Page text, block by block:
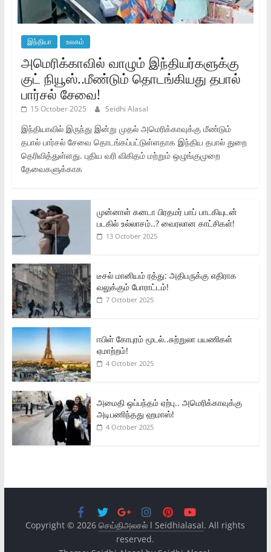
இந்தியா உலகம்
அமெரிக்காவில் வாழும் இந்தியர்களுக்கு
குட் நியூஸ்..மீண்டும் தொடங்கியது தபால்
பார்சல் சேவை!
15 October 2025 Seidhi Alasal
இந்தியாவில் இருந்து இன்று முதல் அமெரிக்காவுக்கு மீண்டும்
தபால் பார்சல் சேவை தொடங்கப்பட்டுள்ளதாக இந்திய தபால் துறை
தெரிவித்துள்ளது. புதிய வரி விகிதம் மற்றும் ஒழுங்குமுறை
தேவைகளுக்காக
முன்னாள் கனடா பிரதமர் பாப் பாடகியுடன்
படகில் உல்லாசம்..? வைரலான காட்சிகள்!
13 October 2025
டீசல் மானியம் ரத்து: அதிபருக்கு எதிராக
வலுக்கும் போராட்டம்!
7 October 2025
ஈபிள் கோபுரம் மூடல்..சுற்றுலா பயணிகள்
ஏமாற்றம்!
4 October 2025
அமைதி ஒப்பந்தம் ஏற்பு.. அமெரிக்காவுக்கு
அடிபணிந்தது ஹமாஸ்!
4 October 2025
Copyright © 2026செய்திஅலசல் l Seidhialasal. All rights
reserved.